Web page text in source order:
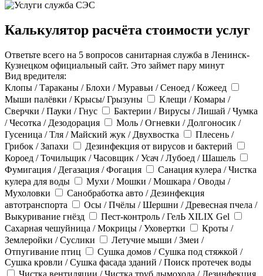
Калькулятор расчёта стоимости услуг
Ответьте всего на 5 вопросов санитарная служба в Ленинск-
Кузнецком официальный сайт. Это займет пару минут
Вид вредителя:
Клопы / Тараканы / Блохи / Муравьи / Сеноед / Кожеед
Мыши палёвки / Крысы/ Грызуны
Клещи / Комары /
Сверчки / Пауки / Гнус
Бактерии / Вирусы / Лишай / Чумка
/ Чесотка / Дезодорация
Моль / Огневки / Долгоносик /
Гусеница / Тля / Майский жук / Двухвостка
Плесень /
Грибок / Запахи
Дезинфекция от вирусов и бактерий
Короед / Точильщик / Часовщик / Усач / Лубоед / Шашель
Фумигация / Дегазация / Фогация
Санация кулера / Чистка
кулера для воды
Мухи / Мошки / Мошкара / Оводы /
Мухоловки
Санобработка авто / Дезинфекция
автотранспорта
Осы / Пчёлы / Шершни / Древесная пчела /
Выкуривание гнёзд
Пест-контроль / ГелЬ XILIX Gel
Сахарная чешуйница / Мокрицы / Уховертки
Кроты /
Землеройки / Суслики
Летучие мыши / Змеи /
Отпугивание птиц
Сушка домов / Сушка под стяжкой /
Сушка кровли / Сушка фасада зданий / Поиск протечек воды
Чистка вентиляции / Чистка труб дымохода / Дезинфекция